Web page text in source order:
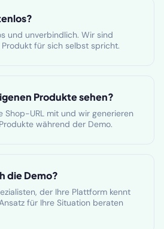
und unverbindlich. Wir sind
für sich selbst spricht.
Produkte sehen?
Shop-URL mit und wir generieren
während der Demo.
die Demo?
der Ihre Plattform kennt
für Ihre Situation beraten